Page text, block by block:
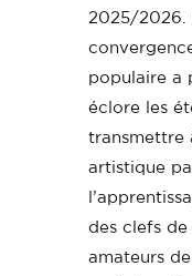
2025/2026.
populaire a
éclore les
transmettre
artistique
des clefs
amateurs